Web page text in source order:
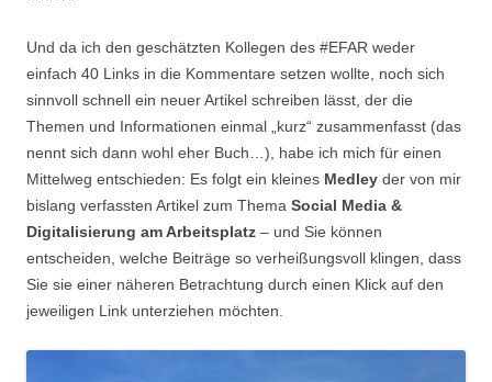
Und da ich den geschätzten Kollegen des #EFAR weder
einfach 40 Links in die Kommentare setzen wollte, noch sich
sinnvoll schnell ein neuer Artikel schreiben lässt, der die
Themen und Informationen einmal „kurz“ zusammenfasst (das
nennt sich dann wohl eher Buch…), habe ich mich für einen
Mittelweg entschieden: Es folgt ein kleines Medley der von mir
bislang verfassten Artikel zum Thema Social Media &
Digitalisierung am Arbeitsplatz – und Sie können
entscheiden, welche Beiträge so verheißungsvoll klingen, dass
Sie sie einer näheren Betrachtung durch einen Klick auf den
jeweiligen Link unterziehen möchten.